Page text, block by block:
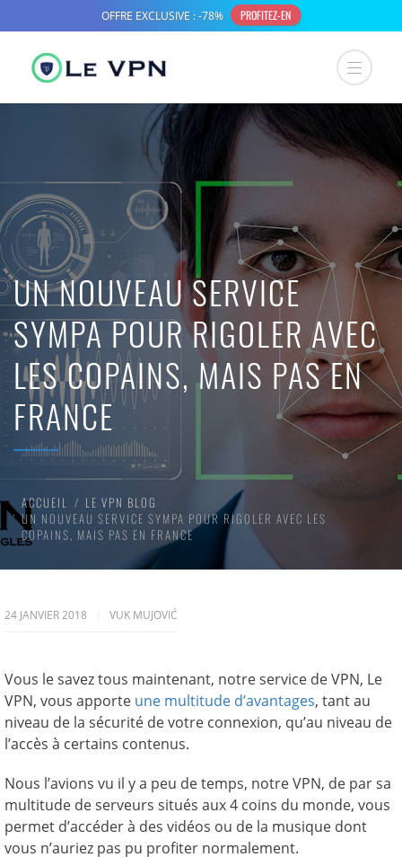
UN NOUVEAU SERVICE
SYMPA POUR RIGOLER AVEC
LES COPAINS, MAIS PAS EN
FRANCE
ACCUEIL
LE VPN BLOG
UN NOUVEAU SERVICE SYMPA POUR RIGOLER AVEC LES
COPAINS, MAIS PAS EN FRANCE
24 JANVIER 2018 VUK MUJOVIĆ
Vous le savez tous maintenant, notre service de VPN, Le
VPN, vous apporte une multitude d’avantages, tant au
niveau de la sécurité de votre connexion, qu’au niveau de
l’accès à certains contenus.
Nous l’avions vu il y a peu de temps, notre VPN, de par sa
multitude de serveurs situés aux 4 coins du monde, vous
permet d’accéder à des vidéos ou de la musique dont
vous n’auriez pas pu profiter normalement.